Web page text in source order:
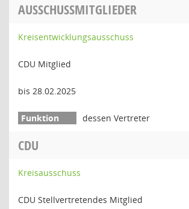
AUSSCHUSSMITGLIEDER
Kreisentwicklungsausschuss
CDU Mitglied
bis 28.02.2025
dessen Vertreter
CDU
Kreisausschuss
CDU Stellvertretendes Mitglied